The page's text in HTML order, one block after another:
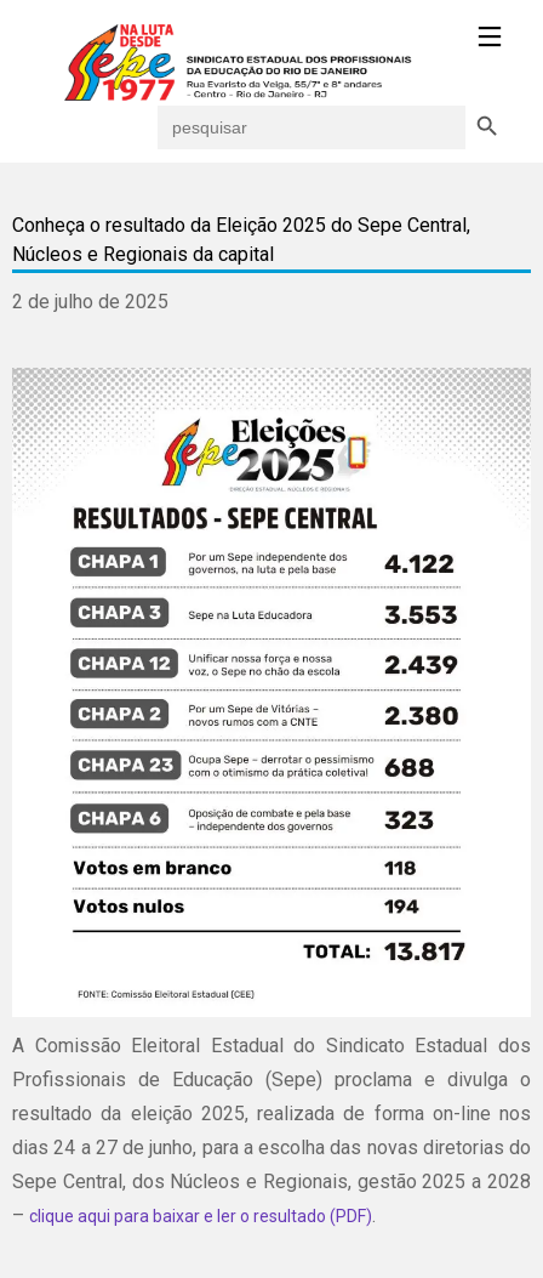
for:
Conheça o resultado da Eleição 2025 do Sepe Central,
Núcleos e Regionais da capital
2 de julho de 2025
A Comissão Eleitoral Estadual do Sindicato Estadual dos
Profissionais de Educação (Sepe) proclama e divulga o
resultado da eleição 2025, realizada de forma on-line nos
dias 24 a 27 de junho, para a escolha das novas diretorias do
Sepe Central, dos Núcleos e Regionais, gestão 2025 a 2028
– clique aqui para baixar e ler o resultado (PDF).